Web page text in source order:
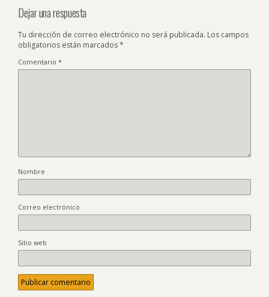
Dejar una respuesta
Tu dirección de correo electrónico no será publicada. Los campos
obligatorios están marcados*
Comentario *
Nombre
Correo electrónico
Sitio web